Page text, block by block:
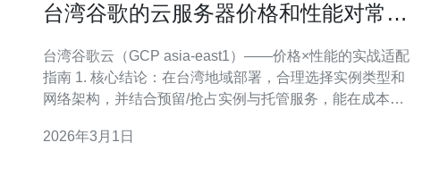
台湾谷歌的云服务器价格和性能对常见
台湾谷歌云（GCP asia-east1）——价格×性能的实战适配
指南 1. 核心结论：在台湾地域部署，合理选择实例类型和
网络架构，并结合预留/抢占实例与托管服务，能在成本与
（Committed）或持续使用折扣、使用抢占式/Spot节点训
2026年3月1日